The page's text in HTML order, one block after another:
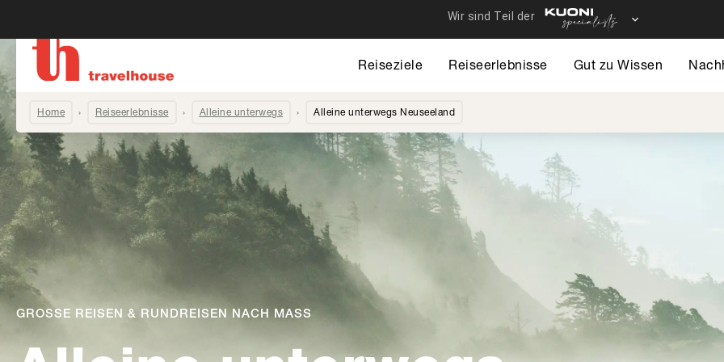
Reiseziele Reiseerlebnisse Gut zu Wissen
Home Reiseerlebnisse Alleine unterwegs Alleine unterwegs Neuseeland
GROSSE REISEN & RUNDREISEN NACH MASS